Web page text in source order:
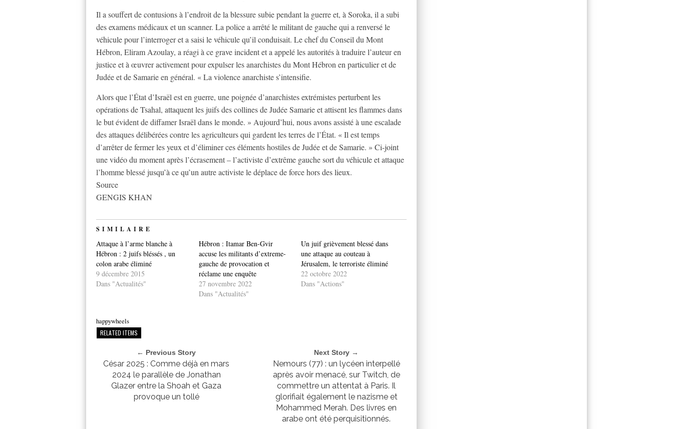
Il a souffert de contusions à l’endroit de la blessure subie pendant la guerre et, à Soroka, il a subi
des examens médicaux et un scanner. La police a arrêté le militant de gauche qui a renversé le
véhicule pour l’interroger et a saisi le véhicule qu’il conduisait. Le chef du Conseil du Mont
Hébron, Eliram Azoulay, a réagi à ce grave incident et a appelé les autorités à traduire l’auteur en
justice et à œuvrer activement pour expulser les anarchistes du Mont Hébron en particulier et de
Judée et de Samarie en général. « La violence anarchiste s’intensifie.
Alors que l’État d’Israël est en guerre, une poignée d’anarchistes extrémistes perturbent les
opérations de Tsahal, attaquent les juifs des collines de Judée Samarie et attisent les flammes dans
le but évident de diffamer Israël dans le monde. » Aujourd’hui, nous avons assisté à une escalade
des attaques délibérées contre les agriculteurs qui gardent les terres de l’État. « Il est temps
d’arrêter de fermer les yeux et d’éliminer ces éléments hostiles de Judée et de Samarie. » Ci-joint
une vidéo du moment après l’écrasement – l’activiste d’extrême gauche sort du véhicule et attaque
l’homme blessé jusqu’à ce qu’un autre activiste le déplace de force hors des lieux.
Source
GENGIS KHAN
SIMILAIRE
Attaque à l’arme blanche à
Hébron : 2 juifs bléssés , un
colon arabe éliminé
9 décembre 2015
Dans "Actualités"
Hébron : Itamar Ben-Gvir
accuse les militants d’extreme-
gauche de provocation et
réclame une enquête
27 novembre 2022
Dans "Actualités"
Un juif grièvement blessé dans
une attaque au couteau à
Jérusalem, le terroriste éliminé
22 octobre 2022
Dans "Actions"
happywheels
RELATED ITEMS
← Previous Story
César 2025 : Comme déjà en mars
2024 le parallèle de Jonathan
Glazer entre la Shoah et Gaza
provoque un tollé
Next Story →
Nemours (77) : un lycéen interpellé
après avoir menacé, sur Twitch, de
commettre un attentat à Paris. Il
glorifiait également le nazisme et
Mohammed Merah. Des livres en
arabe ont été perquisitionnés.